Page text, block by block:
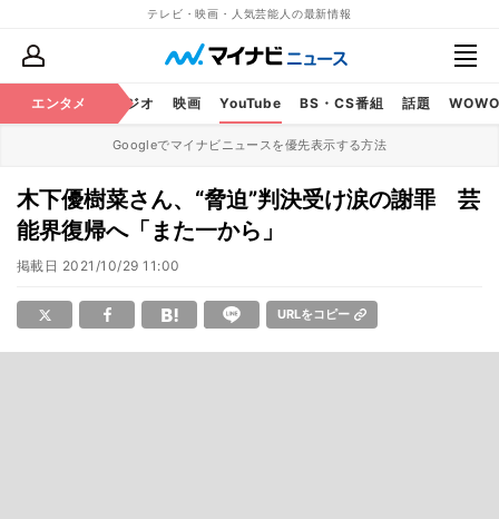
テレビ・映画・人気芸能人の最新情報
エンタメ
テレビ ラジオ 映画 YouTube BS・CS番組 話題
Googleでマイナビニュースを優先表示する方法
木下優樹菜さん、“脅迫”判決受け涙の謝罪 芸
能界復帰へ「また一から」
掲載日 2021/10/29 11:00
URLをコピー